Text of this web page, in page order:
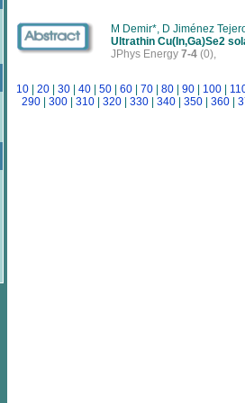
M Demir*, D Jiménez
Ultrathin Cu(In,Ga)Se2
JPhys Energy 7-4 (0),
10| 20| 30| 40| 50| 60| 70| 80| 90| 100|
290
300 310 320 330 340 350 360